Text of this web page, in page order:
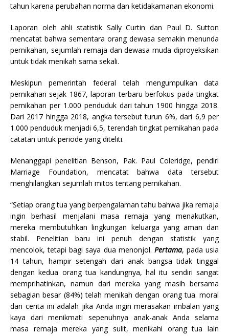
tahun karena perubahan norma dan ketidakamanan ekonomi.
Laporan oleh ahli statistik Sally Curtin dan Paul D. Sutton
mencatat bahwa sementara orang dewasa semakin menunda
pernikahan, sejumlah remaja dan dewasa muda diproyeksikan
untuk tidak menikah sama sekali.
Meskipun pemerintah federal telah mengumpulkan data
pernikahan sejak 1867, laporan terbaru berfokus pada tingkat
pernikahan per 1.000 penduduk dari tahun 1900 hingga 2018.
Dari 2017 hingga 2018, angka tersebut turun 6%, dari 6,9 per
1.000 penduduk menjadi 6,5, terendah tingkat pernikahan pada
catatan untuk periode yang diteliti.
Menanggapi penelitian Benson, Pak. Paul Coleridge, pendiri
Marriage Foundation, mencatat bahwa data tersebut
menghilangkan sejumlah mitos tentang pernikahan.
“Setiap orang tua yang berpengalaman tahu bahwa jika remaja
ingin berhasil menjalani masa remaja yang menakutkan,
mereka membutuhkan lingkungan keluarga yang aman dan
stabil. Penelitian baru ini penuh dengan statistik yang
mencolok, tetapi bagi saya dua menonjol. Pertama, pada usia
14 tahun, hampir setengah dari anak bangsa tidak tinggal
dengan kedua orang tua kandungnya, hal itu sendiri sangat
memprihatinkan, namun dari mereka yang masih bersama
sebagian besar (84%) telah menikah dengan orang tua. moral
dari cerita ini adalah jika Anda ingin merasakan imbalan yang
kaya dari menikmati sepenuhnya anak-anak Anda selama
masa remaja mereka yang sulit, menikahi orang tua lain